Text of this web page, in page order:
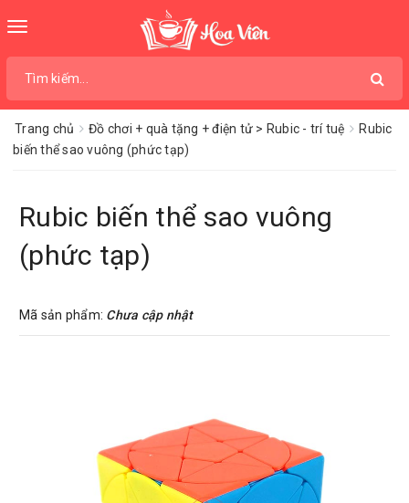
Toggle
Trang chủ Đồ chơi + quà tặng + điện tử > Rubic - trí tuệ
Rubic
biến thể sao vuông (phức tạp)
Rubic biến thể sao vuông
(phức tạp)
Mã sản phẩm: Chưa cập nhật